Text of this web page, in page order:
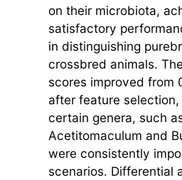
on their microbiota,
satisfactory
in distinguishing
crossbred animals.
scores improved from
after feature
certain genera, such
Acetitomaculum and
were consistently
scenarios. Differential